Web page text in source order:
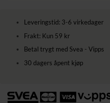
Leveringstid: 3-6 virkedager
Frakt: Kun 59 kr
Betal trygt med Svea - Vipps
30 dagers åpent kjøp